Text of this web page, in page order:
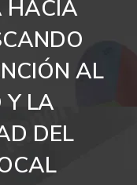
HACIA
AL
Y LA
DEL